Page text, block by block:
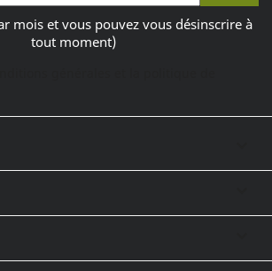
mois et vous pouvez vous désinscrire à
tout moment)